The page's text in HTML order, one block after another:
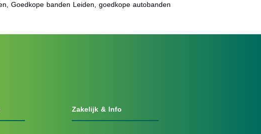
Goedkope banden Leiden, goedkope autobanden
Zakelijk & Info